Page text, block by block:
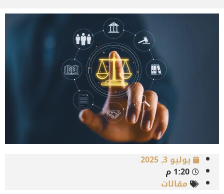
يوليو 3, 2025
1:20 م
مقالات